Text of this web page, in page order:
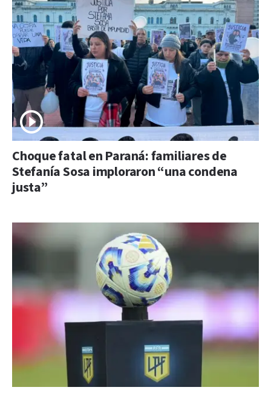
Choque fatal en Paraná: familiares de
Stefanía Sosa imploraron “una condena
justa”